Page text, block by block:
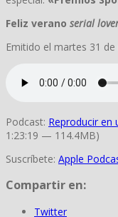
Feliz verano serial
Emitido el martes 31
Podcast: Reproducir en
1:23:19 — 114.4MB)
Suscríbete: Apple
Compartir en:
Twitter